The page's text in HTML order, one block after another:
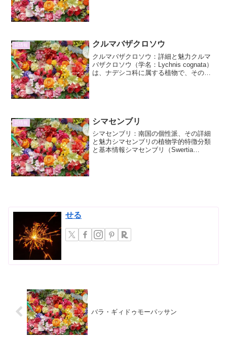
花情報 クルマバザクロソウ
クルマバザクロソウ：詳細と魅力クルマ
バザクロソウ（学名：Lychnis cognata）
は、ナデシコ科に属する植物で、そのユ
花情報 シマセンブリ
シマセンブリ：南国の個性派、その詳細
と魅力シマセンブリの植物学的特徴分類
と基本情報シマセンブリ（Swertia
せる
バラ・ギィドゥモーパッサン